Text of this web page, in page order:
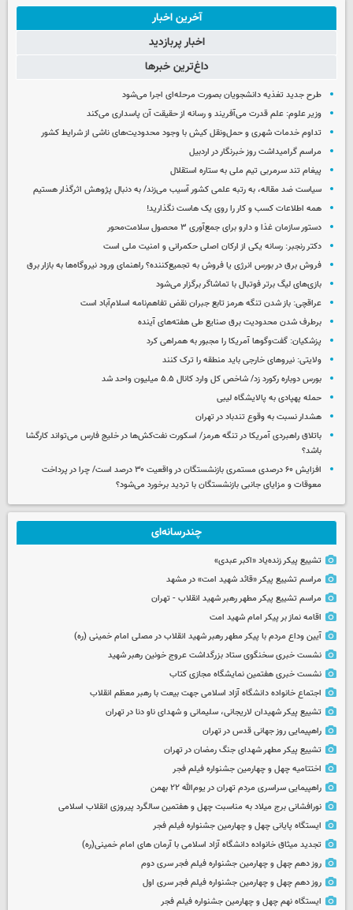
آخرین اخبار
اخبار پربازدید
داغ‌ترین خبرها
طرح جدید تغذیه دانشجویان بصورت مرحله‌ای اجرا می‌شود
وزیر علوم: علم قدرت می‌آفریند و رسانه از حقیقت آن پاسداری می‌کند
تداوم خدمات شهری و حمل‌ونقل کیش با وجود محدودیت‌های ناشی از شرایط کشور
مراسم گرامیداشت روز خبرنگار در اردبیل
پیغام تند سرمربی تیم ملی به ستاره استقلال
سیاست ضد مقاله، به رتبه علمی کشور آسیب می‌زند/ به دنبال پژوهش اثرگذار هستیم
همه اطلاعات کسب‌ و کار را روی یک هاست نگذارید!
دستور سازمان غذا و دارو برای جمع‌آوری ۳ محصول سلامت‌محور
دکتر رنجبر: رسانه یکی از ارکان اصلی حکمرانی و امنیت ملی است
فروش برق در بورس انرژی یا فروش به تجمیع‌کننده؟ راهنمای ورود نیروگاه‌ها به بازار برق
بازی‌های لیگ برتر فوتبال با تماشاگر برگزار می‌شود
عراقچی: باز شدن تنگه هرمز تابع جبران نقض تفاهم‌نامه اسلام‌آباد است
برطرف شدن محدودیت‌ برق صنایع طی هفته‌های آینده
پزشکیان: گفت‌وگوها آمریکا را مجبور به همراهی کرد
ولایتی: نیروهای خارجی باید منطقه را ترک کنند
بورس دوباره رکورد زد/ شاخص کل وارد کانال ۵.۵ میلیون واحد شد
حمله پهپادی به پالایشگاه لیبی
هشدار نسبت به وقوع تندباد در تهران
باتلاق راهبردی آمریکا در تنگه هرمز/ اسکورت نفت‌کش‌ها در خلیج فارس می‌تواند کارگشا
باشد؟
افزایش ۶۰ درصدی مستمری‌ بازنشستگان در واقعیت ۳۰ درصد است/ چرا در پرداخت
معوقات و مزایای جانبی بازنشستگان با تردید برخورد می‌شود؟
چندرسانه‌ای
تشییع پیکر زنده‌یاد «اکبر عبدی»
مراسم تشییع پیکر «قائد شهید امت» در مشهد
مراسم تشییع پیکر مطهر رهبر شهید انقلاب - تهران
اقامه نماز بر پیکر امام شهید امت
آیین وداع مردم با پیکر مطهر رهبر شهید انقلاب در مصلی امام خمینی (ره)
نشست خبری سخنگوی ستاد بزرگداشت عروج خونین رهبر شهید
نشست خبری هفتمین نمایشگاه مجازی کتاب
اجتماع خانواده دانشگاه آزاد اسلامی جهت بیعت با رهبر معظم انقلاب
تشییع پیکر شهیدان لاریجانی، سلیمانی و شهدای ناو دنا در تهران
راهپیمایی روز جهانی قدس در تهران
تشییع پیکر مطهر شهدای جنگ رمضان در تهران
اختتامیه چهل و چهارمین جشنواره فیلم فجر
راهپیمایی سراسری مردم تهران در یوم‌الله ۲۲ بهمن
نورافشانی برج میلاد به مناسبت چهل‌ و هفتمین سالگرد پیروزی انقلاب اسلامی
ایستگاه پایانی چهل و چهارمین جشنواره فیلم فجر
تجدید میثاق خانواده دانشگاه آزاد اسلامی با آرمان های امام خمینی(ره)
روز دهم چهل و چهارمین جشنواره فیلم فجر سری دوم
روز دهم چهل و چهارمین جشنواره فیلم فجر سری اول
ایستگاه نهم چهل و چهارمین جشنواره فیلم فجر